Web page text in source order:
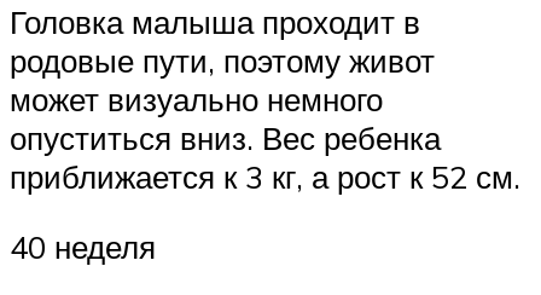
Головка малыша проходит в
родовые пути, поэтому живот
может визуально немного
опуститься вниз. Вес ребенка
приближается к 3 кг, а рост к 52 см.
40 неделя